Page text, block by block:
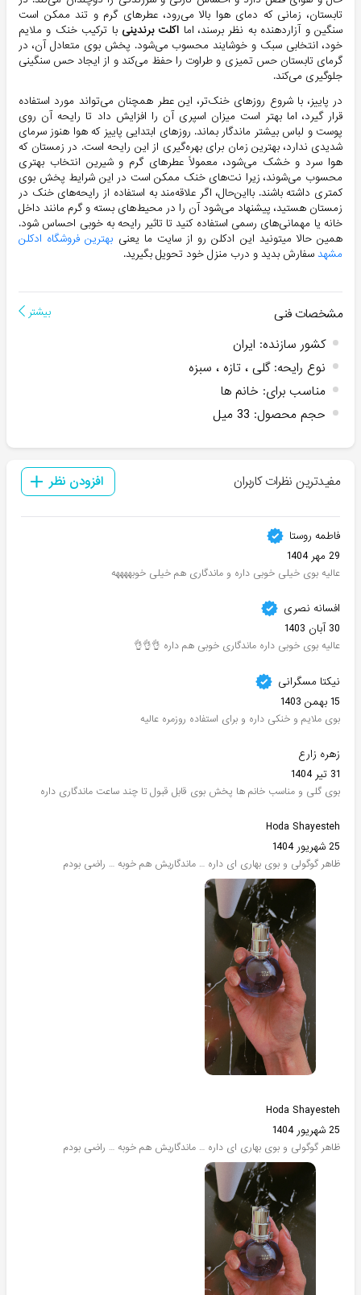
تابستان، زمانی که دمای هوا بالا می‌رود، عطرهای گرم و تند ممکن است
سنگین و آزاردهنده به نظر برسند، اما اکلت برندینی با ترکیب خنک و ملایم
خود، انتخابی سبک و خوشایند محسوب می‌شود. پخش بوی متعادل آن، در
گرمای تابستان حس تمیزی و طراوت را حفظ می‌کند و از ایجاد حس سنگینی
جلوگیری می‌کند.
در پاییز، با شروع روزهای خنک‌تر، این عطر همچنان می‌تواند مورد استفاده
قرار گیرد، اما بهتر است میزان اسپری آن را افزایش داد تا رایحه آن روی
پوست و لباس بیشتر ماندگار بماند. روزهای ابتدایی پاییز که هوا هنوز سرمای
شدیدی ندارد، بهترین زمان برای بهره‌گیری از این رایحه است. در زمستان که
هوا سرد و خشک می‌شود، معمولاً عطرهای گرم و شیرین انتخاب بهتری
محسوب می‌شوند، زیرا نت‌های خنک ممکن است در این شرایط پخش بوی
کمتری داشته باشند. بااین‌حال، اگر علاقه‌مند به استفاده از رایحه‌های خنک در
زمستان هستید، پیشنهاد می‌شود آن را در محیط‌های بسته و گرم مانند داخل
خانه یا مهمانی‌های رسمی استفاده کنید تا تاثیر رایحه به خوبی احساس شود.
همین حالا میتونید این ادکلن رو از سایت ما یعنی بهترین فروشگاه ادکلن
مشهد سفارش بدید و درب منزل خود تحویل بگیرید.
مشخصات فنی بیشتر
کشور سازنده: ایران
نوع رایحه:گلی ، تازه ، سبزه
مناسب برای: خانم ها
حجم محصول: 33 میل
مفیدترین نظرات کاربران افزودن نظر
فاطمه روستا
29 مهر 1404
عالیه بوی خیلی خوبی داره و ماندگاری هم خیلی خوبههههه
افسانه نصری
30 آبان 1403
عالیه بوی خوبی داره ماندگاری خوبی هم داره 👌👌👌
نیکتا مسگرانی
15 بهمن 1403
بوی ملایم و خنکی داره و برای استفاده روزمره عالیه
زهره زارع
31 تیر 1404
بوی گلی و مناسب خانم ها پخش بوی قابل قبول تا چند ساعت ماندگاری داره
Hoda Shayesteh
25 شهریور 1404
ظاهر گوگولی و بوی بهاری ای داره … ماندگاریش هم خوبه … راضی بودم
Hoda Shayesteh
25 شهریور 1404
ظاهر گوگولی و بوی بهاری ای داره … ماندگاریش هم خوبه … راضی بودم